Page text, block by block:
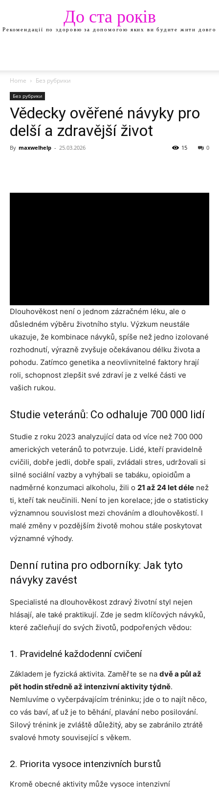
До ста років
Рекомендації по здоровю за допомогою яких ви будите жити довго
Home Без рубрики
Без рубрики
Vědecky ověřené návyky pro
delší a zdravější život
By maxwelhelp - 25.03.2026 0
15
Dlouhověkost není o jednom zázračném léku, ale o
důsledném výběru životního stylu. Výzkum neustále
ukazuje, že kombinace návyků, spíše než jedno izolované
rozhodnutí, výrazně zvyšuje očekávanou délku života a
pohodu. Zatímco genetika a neovlivnitelné faktory hrají
roli, schopnost zlepšit své zdraví je z velké části ve
vašich rukou.
Studie veteránů: Co odhaluje 700 000 lidí
Studie z roku 2023 analyzující data od více než 700 000
amerických veteránů to potvrzuje. Lidé, kteří pravidelně
cvičili, dobře jedli, dobře spali, zvládali stres, udržovali si
silné sociální vazby a vyhýbali se tabáku, opioidům a
nadměrné konzumaci alkoholu, žili o 21 až 24 let déle než
ti, kteří tak neučinili. Není to jen korelace; jde o statisticky
významnou souvislost mezi chováním a dlouhověkostí. I
malé změny v pozdějším životě mohou stále poskytovat
významné výhody.
Denní rutina pro odborníky: Jak tyto
návyky zavést
Specialisté na dlouhověkost zdravý životní styl nejen
hlásají, ale také praktikují. Zde je sedm klíčových návyků,
které začleňují do svých životů, podpořených vědou:
1. Pravidelné každodenní cvičení
Základem je fyzická aktivita. Zaměřte se na dvě a půl až
pět hodin středně až intenzivní aktivity týdně.
Nemluvíme o vyčerpávajícím tréninku; jde o to najít něco,
co vás baví, ať už je to běhání, plavání nebo posilování.
Silový trénink je zvláště důležitý, aby se zabránilo ztrátě
svalové hmoty související s věkem.
2. Priorita vysoce intenzivních burstů
Kromě obecné aktivity může vysoce intenzivní